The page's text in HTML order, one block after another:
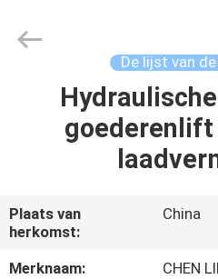
PRODUCTEN
OVER
ONS
LTD.
De lijst van
Plaats van
herkomst:
China
Merknaam:
CHEN